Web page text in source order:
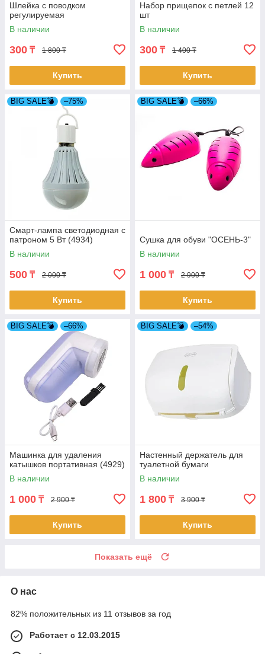
Шлейка с поводком
регулируемая
В наличии
300 ₸ 1 800 ₸
Купить
Набор прищепок с петлей 12
шт
В наличии
300 ₸ 1 400 ₸
Купить
BIG SALE💣 –75%
Смарт-лампа светодиодная с
патроном 5 Вт (4934)
В наличии
500 ₸ 2 000 ₸
Купить
BIG SALE💣 –66%
Сушка для обуви "ОСЕНЬ-3"
В наличии
1 000 ₸ 2 900 ₸
Купить
BIG SALE💣 –66%
Машинка для удаления
катышков портативная (4929)
В наличии
1 000 ₸ 2 900 ₸
Купить
BIG SALE💣 –54%
Настенный держатель для
туалетной бумаги
В наличии
1 800 ₸ 3 900 ₸
Купить
Показать ещё
О нас
82% положительных из 11 отзывов за год
Работает с 12.03.2015